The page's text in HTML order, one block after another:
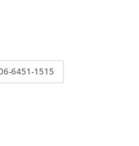
6451-1515